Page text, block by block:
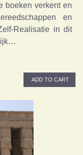
boeken verkent en
en
Realisatie in dit
ADD TO CART